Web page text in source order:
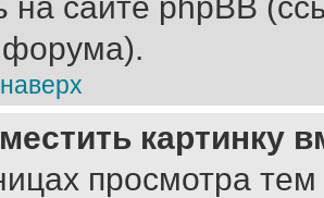
форума).
картинку
просмотра